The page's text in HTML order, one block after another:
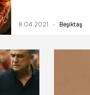
8.04.2021 Beşiktaş